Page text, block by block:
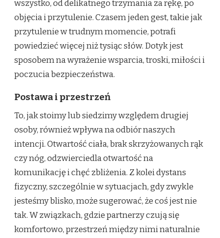
wszystko, od delikatnego trzymania za rękę, po
objęcia i przytulenie. Czasem jeden gest, takie jak
przytulenie w trudnym momencie, potrafi
powiedzieć więcej niż tysiąc słów. Dotyk jest
sposobem na wyrażenie wsparcia, troski, miłości i
poczucia bezpieczeństwa.
Postawa i przestrzeń
To, jak stoimy lub siedzimy względem drugiej
osoby, również wpływa na odbiór naszych
intencji. Otwartość ciała, brak skrzyżowanych rąk
czy nóg, odzwierciedla otwartość na
komunikację i chęć zbliżenia. Z kolei dystans
fizyczny, szczególnie w sytuacjach, gdy zwykle
jesteśmy blisko, może sugerować, że coś jest nie
tak. W związkach, gdzie partnerzy czują się
komfortowo, przestrzeń między nimi naturalnie